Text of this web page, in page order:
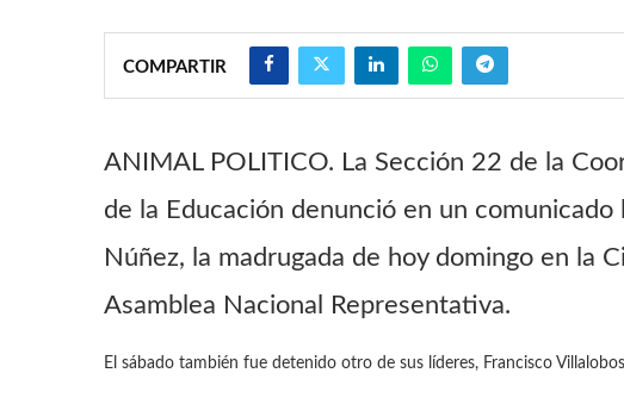
COMPARTIR
ANIMAL POLITICO. La Sección 22 de la
de la Educación denunció en un
Núñez, la madrugada de hoy domingo en la
Asamblea Nacional Representativa.
El sábado también fue detenido otro de sus líderes, Francisco